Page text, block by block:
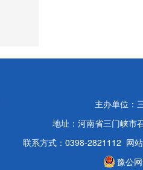
主办单位：
地址：河南省三门峡市
联系方式：0398-2821112 网
豫公